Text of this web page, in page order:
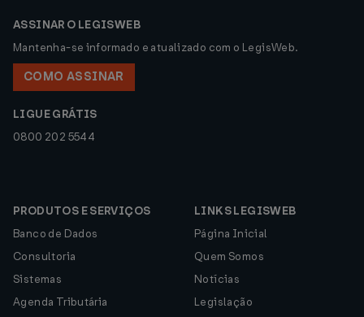
ASSINAR O LEGISWEB
Mantenha-se informado e atualizado com o LegisWeb.
COMO ASSINAR
LIGUE GRÁTIS
0800 202 5544
PRODUTOS E SERVIÇOS
Banco de Dados
Consultoria
Sistemas
Agenda Tributária
LINKS LEGISWEB
Página Inicial
Quem Somos
Notícias
Legislação